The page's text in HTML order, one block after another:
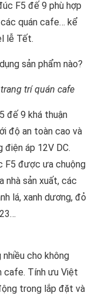
F5 đế 9 phù hợp
quán cafe… kể
lễ Tết.
trí quán cafe
đế 9 khá thuận
độ an toàn cao và
áp 12V DC.
F5 được ưa chuộng
nhà sản xuất, các
lá, xanh dương, đỏ
cho không
cafe. Tính ưu Việt
trong lắp đặt và